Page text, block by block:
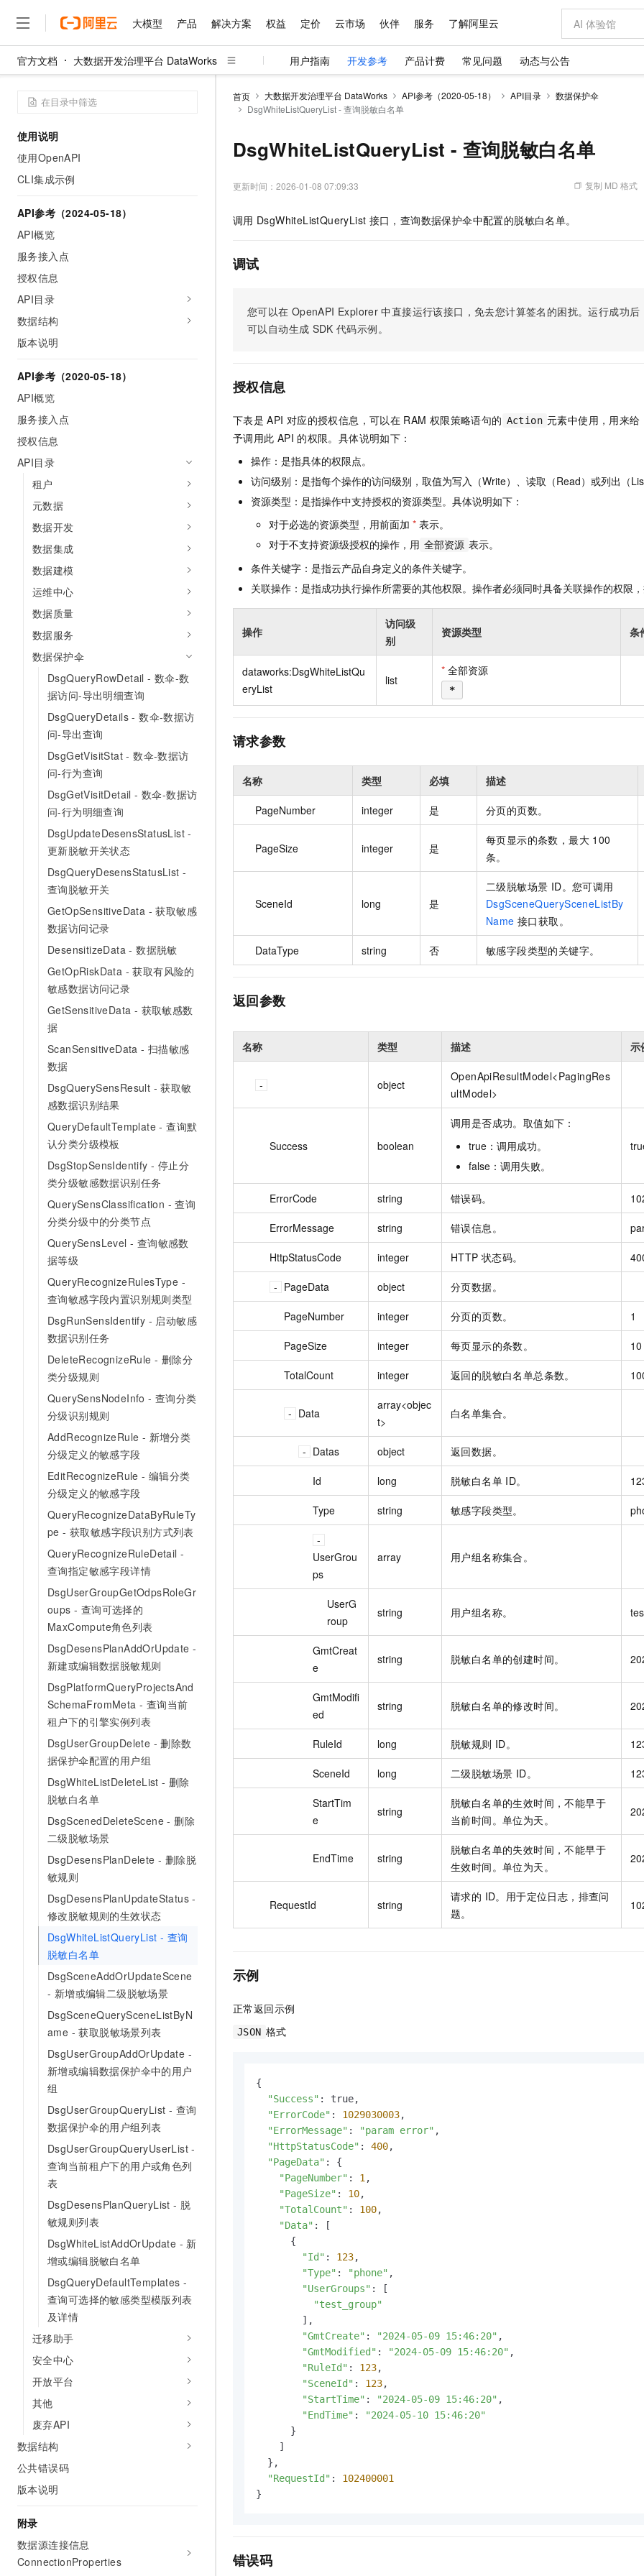
大模型 产品 解决方案 权益 定价 云市场 伙伴 服务 了解阿里云
官方文档 大数据开发治理平台 DataWorks 用户指南 开发参考 产品计费 常见问题 动态与公告
使用说明
使用OpenAPI
CLI集成示例
API参考（2024-05-18）
API概览
服务接入点
授权信息
API目录
数据结构
版本说明
API参考（2020-05-18）
API概览
服务接入点
授权信息
API目录
租户
元数据
数据开发
数据集成
数据建模
运维中心
数据质量
数据服务
数据保护伞
DsgQueryRowDetail - 数伞-数
据访问-导出明细查询
DsgQueryDetails - 数伞-数据访
问-导出查询
DsgGetVisitStat - 数伞-数据访
问-行为查询
DsgGetVisitDetail - 数伞-数据访
问-行为明细查询
DsgUpdateDesensStatusList -
更新脱敏开关状态
DsgQueryDesensStatusList -
查询脱敏开关
GetOpSensitiveData - 获取敏感
数据访问记录
DesensitizeData - 数据脱敏
GetOpRiskData - 获取有风险的
敏感数据访问记录
GetSensitiveData - 获取敏感数
据
ScanSensitiveData - 扫描敏感
数据
DsgQuerySensResult - 获取敏
感数据识别结果
QueryDefaultTemplate - 查询默
认分类分级模板
DsgStopSensIdentify - 停止分
类分级敏感数据识别任务
QuerySensClassification - 查询
分类分级中的分类节点
QuerySensLevel - 查询敏感数
据等级
QueryRecognizeRulesType -
查询敏感字段内置识别规则类型
DsgRunSensIdentify - 启动敏感
数据识别任务
DeleteRecognizeRule - 删除分
类分级规则
QuerySensNodeInfo - 查询分类
分级识别规则
AddRecognizeRule - 新增分类
分级定义的敏感字段
EditRecognizeRule - 编辑分类
分级定义的敏感字段
QueryRecognizeDataByRuleTy
pe - 获取敏感字段识别方式列表
QueryRecognizeRuleDetail -
查询指定敏感字段详情
DsgUserGroupGetOdpsRoleGr
oups - 查询可选择的
MaxCompute角色列表
DsgDesensPlanAddOrUpdate -
新建或编辑数据脱敏规则
DsgPlatformQueryProjectsAnd
SchemaFromMeta - 查询当前
租户下的引擎实例列表
DsgUserGroupDelete - 删除数
据保护伞配置的用户组
DsgWhiteListDeleteList - 删除
脱敏白名单
DsgScenedDeleteScene - 删除
二级脱敏场景
DsgDesensPlanDelete - 删除脱
敏规则
DsgDesensPlanUpdateStatus -
修改脱敏规则的生效状态
DsgWhiteListQueryList - 查询
脱敏白名单
DsgSceneAddOrUpdateScene
- 新增或编辑二级脱敏场景
DsgSceneQuerySceneListByN
ame - 获取脱敏场景列表
DsgUserGroupAddOrUpdate -
新增或编辑数据保护伞中的用户
组
DsgUserGroupQueryList - 查询
数据保护伞的用户组列表
DsgUserGroupQueryUserList -
查询当前租户下的用户或角色列
表
DsgDesensPlanQueryList - 脱
敏规则列表
DsgWhiteListAddOrUpdate - 新
增或编辑脱敏白名单
DsgQueryDefaultTemplates -
查询可选择的敏感类型模版列表
及详情
迁移助手
安全中心
开放平台
其他
废弃API
数据结构
公共错误码
版本说明
附录
数据源连接信息
ConnectionProperties
首页 大数据开发治理平台 DataWorks API参考（2020-05-18） API目录
数据保护伞
DsgWhiteListQueryList - 查询脱敏白名单
DsgWhiteListQueryList - 查询脱敏白名单
更新时间： 2026-01-08 07:09:33 复制 MD 格式
调用 DsgWhiteListQueryList 接口，查询数据保护伞中配置的脱敏白名单。
调试
您可以在 OpenAPI Explorer 中直接运行该接口，免去您计算签名的困扰。运行成功
可以自动生成 SDK 代码示例。
授权信息
下表是 API 对应的授权信息，可以在 RAM 权限策略语句的 Action 元素中使用，用来给
予调用此 API 的权限。具体说明如下：
操作：是指具体的权限点。
访问级别：是指每个操作的访问级别，取值为写入（Write）、读取（Read）或列出（List
资源类型：是指操作中支持授权的资源类型。具体说明如下：
对于必选的资源类型，用前面加 * 表示。
对于不支持资源级授权的操作，用 全部资源 表示。
条件关键字：是指云产品自身定义的条件关键字。
关联操作：是指成功执行操作所需要的其他权限。操作者必须同时具备关联操作的权限，
操作
访问级
别
资源类型 条
dataworks:DsgWhiteListQu
eryList
list
* 全部资源
*
请求参数
名称 类型 必填 描述
PageNumber integer 是 分页的页数。
PageSize integer 是
每页显示的条数，最大 100
条。
SceneId long 是
二级脱敏场景 ID。您可调用
DsgSceneQuerySceneListBy
Name 接口获取。
DataType string 否 敏感字段类型的关键字。
返回参数
名称 类型 描述 示
object
OpenApiResultModel<PagingRes
ultModel>
Success boolean
调用是否成功。取值如下：
true：调用成功。
false：调用失败。
ErrorCode string 错误码。
ErrorMessage string 错误信息。
HttpStatusCode integer HTTP 状态码。
PageData object 分页数据。
PageNumber integer 分页的页数。 1
PageSize integer 每页显示的条数。 10
TotalCount integer 返回的脱敏白名单总条数。
Data
array<objec
t>
白名单集合。
Datas object 返回数据。
Id long 脱敏白名单 ID。
Type string 敏感字段类型。
UserGrou
ps
array 用户组名称集合。
UserG
roup
string 用户组名称。
GmtCreat
e
string 脱敏白名单的创建时间。
GmtModifi
ed
string 脱敏白名单的修改时间。
RuleId long 脱敏规则 ID。
SceneId long 二级脱敏场景 ID。
StartTim
e
string
脱敏白名单的生效时间，不能早于
当前时间。单位为天。
EndTime string
脱敏白名单的失效时间，不能早于
生效时间。单位为天。
RequestId string
请求的 ID。用于定位日志，排查问
题。
示例
正常返回示例
JSON 格式
{
"Success" : true,
"ErrorCode" : 1029030003,
"ErrorMessage" : "param error" ,
"HttpStatusCode" : 400,
"PageData" : {
"PageNumber" : 1 ,
"PageSize" : 10,
"TotalCount" : 100,
"Data" : [
      {
"Id" : 123,
"Type" : "phone" ,
"UserGroups" : [
"test_group"
        ],
"GmtCreate" : "2024-05-09 15:46:20" ,
"GmtModified" : "2024-05-09 15:46:20" ,
"RuleId" : 123,
"SceneId" : 123,
"StartTime" : "2024-05-09 15:46:20" ,
"EndTime" :
"2024-05-10 15:46:20"
      }
    ]
  },
"RequestId" : 102400001
}
错误码
大模型
千问AI平台
大模型
文本生成
Qwen3.8-Max HOT
Qwen3.7-Plus
Qwen3-VL-Plus
视觉 Coding、空间感知、多模态思考等全面升级
Kimi-K3 NEW
GLM-5.2
图片和
Wan2.7-
大模型服务
千问AI平台-Token Plan NEW
千问AI平台-模型体验
在线体验全尺寸、多种模态的模型效果
Happy 系列大模型
新一代 AI 视频生成模型，深度适配广告营销等场景
大模型服务平台百炼-应用模版
灵活可视化地构建企业级 Agent
人工智能平台 PAI
Qoder HOT
大模型解决方案
快速部署 Dify，高效搭建 AI 应用 10分钟微调：让0.6B模型媲美235B模型 多模态数据
产品
精选产品
计算
容器
存储
网络与CDN
安全
数据库
大数据计算
媒体服务
企业服务与云通信
域名与网站
终端用户计算
Serverless
开发工具
迁移与运维管理
专有云
精选产品
大模型服务平台百炼 大模型
千问大模型 大模型
随时随地安全接入的云上超级电脑
面向分析的企业级SaaS模式云数据仓库
域名与网站
对象存储 OSS
一站式AI开发、训练和推理服务
提供一站式管理容器应用的 K8s 服务
云数据库 RDS
云原生的云上
解决方案
精选解决方案
互联网应用开发
大数据
现代化应用
安全
网络
上云与迁云
企业出海
政企业务
精选解决方案
睿译宝，AI翻译排版一步到位 NEW
GLM-5.2：长任务时代开源旗舰模型
自主进化，持久记忆，越用越聪明
即刻拥有 DeepSeek-V4-Pro
从聊天伙伴进化为能主动干活的本地数字员工
一键部署幻兽
权益 普惠上云
普惠上云 官方力荐
官方推荐返现计划
高校专属算力普惠，学生认证享300元代金券
免费试用
最高领取价值200元试用点，立即开启云上创新
AI 产品 免费试用
140+云产品 免费试用
产品新客免费试用，最长12个月
大模型ACA认证体验
助力企业全员 AI 认知与能力提升
AI 特惠
智启 AI 普惠权益
阿里云 OPC 创新助力计划
Qwen3.8-Max 首发尝鲜，限时加量 10 倍，夜间低至2折
送.CN域名，送备案服务码
AI 场景体
AI 电商营销
0 代码专业建
AI助力短剧漫
定价 产品定价
了解云产品的定价详情
云上成本管理
价格计算器
自助选配和估算价格
价格优势
配置报价
云市场 精选商城
网站建设
Salesforce 国际版订阅
友盟天域
观测云
蓝凌 OA
行业生态解决方案
开发者生态解决方案
数据与 API
数据集
身份实名认证
OCR 文字识别
OA 办公系统
财税管理
基础软件
宝塔 Linux
CentOS
Docker
Ubuntu
伙伴 成为销售伙伴
分销伙伴
AI 大模型销售与服务生态合作计划
成为产品伙伴
产品生态集成认证中心
产品生态伙伴工作台
产品伙伴
云存储合作计
数据库合作
服务 售前咨询
在线服务
售后服务
自助服务
短信专区
企业增值服务
企业支持计划
企业增值服务台
阿里云认证
全部认证
训练营
了解阿里云 为什么选择阿里云
什么是云计算
安全合规
分析师报告
AI 算法大赛
云开发大赛
最佳实践
云上春晚
云栖战略参考
看见新力量
市场活动
云栖大会
活动全景